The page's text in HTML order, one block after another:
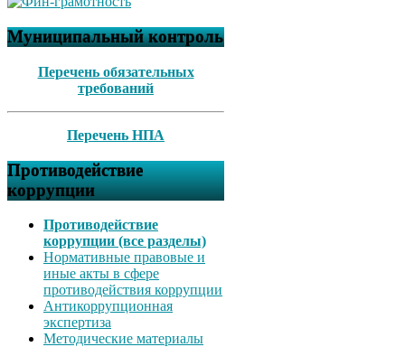
Муниципальный контроль
Перечень обязательных
требований
Перечень НПА
Противодействие
коррупции
Противодействие
коррупции (все разделы)
Нормативные правовые и
иные акты в сфере
противодействия коррупции
Антикоррупционная
экспертиза
Методические материалы